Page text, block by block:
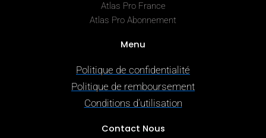
Atlas Pro France
Atlas Pro Abonnement
Menu
Politique de confidentialité
Politique de remboursement
Conditions d’utilisation
Contact Nous